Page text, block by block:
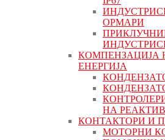
ОРМАРИ
КОМПЕНЗАЦИЈА
ЕНЕРГИЈА
НА
КОНТАКТОРИ И
МОТОРНИ